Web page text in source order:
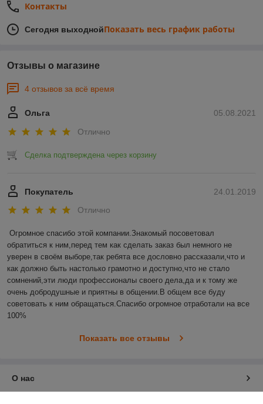
Контакты
Сегодня выходнойПоказать весь график работы
Отзывы о магазине
4 отзывов за всё время
05.08.2021
Ольга
Отлично
Сделка подтверждена через корзину
24.01.2019
Покупатель
Отлично
Огромное спасибо этой компании.Знакомый посоветовал
обратиться к ним,перед тем как сделать заказ был немного не
уверен в своём выборе,так ребята все дословно рассказали,что и
как должно быть настолько грамотно и доступно,что не стало
сомнений,эти люди профессионалы своего дела,да и к тому же
очень добродушные и приятны в общении.В общем все буду
советовать к ним обращаться.Спасибо огромное отработали на все
100%
Показать все отзывы
О нас